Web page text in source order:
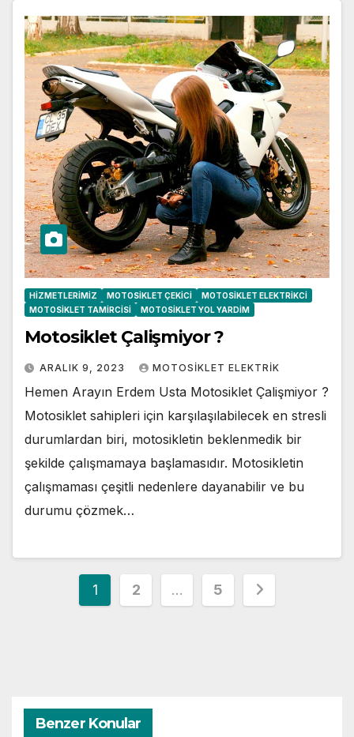
HIZMETLERIMIZ MOTOSIKLET ÇEKICI
MOTOSIKLET ELEKTRIKCI
MOTOSIKLET TAMIRCISI
MOTOSIKLET YOL YARDIM
Motosiklet Çalişmiyor ?
ARALIK 9, 2023 MOTOSIKLET ELEKTRIK
Hemen Arayın Erdem Usta Motosiklet Çalişmiyor ?
Motosiklet sahipleri için karşılaşılabilecek en stresli
durumlardan biri, motosikletin beklenmedik bir
şekilde çalışmamaya başlamasıdır. Motosikletin
çalışmaması çeşitli nedenlere dayanabilir ve bu
durumu çözmek…
Yazı
1 2 … 5
Benzer Konular